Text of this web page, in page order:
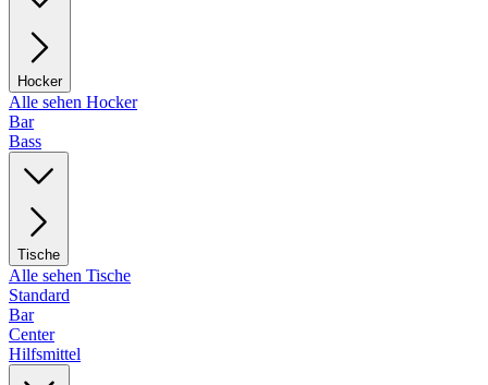
Hocker
Alle sehen Hocker
Bar
Bass
Tische
Alle sehen Tische
Standard
Bar
Center
Hilfsmittel